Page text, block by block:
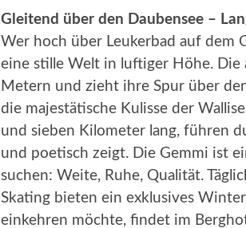
Gleitend über den Daubensee –
Wer hoch über Leukerbad auf dem
eine stille Welt in luftiger Höhe.
Metern und zieht ihre Spur über
die majestätische Kulisse der
und sieben Kilometer lang, führen
und poetisch zeigt. Die Gemmi ist
suchen: Weite, Ruhe, Qualität.
Skating bieten ein exklusives
einkehren möchte, findet im